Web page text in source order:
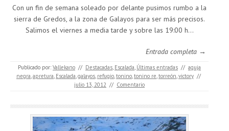
Con un fin de semana soleado por delante pusimos rumbo a la
sierra de Gredos, a la zona de Galayos para ser más precisos.
Salimos el viernes a media tarde y sobre las 19:00 h…
Entrada completa →
Publicado por: Vallekano // Destacadas, Escalada, Últimas entradas // aguja
negra,apretura, Escalada,galayos, refugio,tonino,tonino re,torreón,victory //
julio 13, 2012 // Comentario